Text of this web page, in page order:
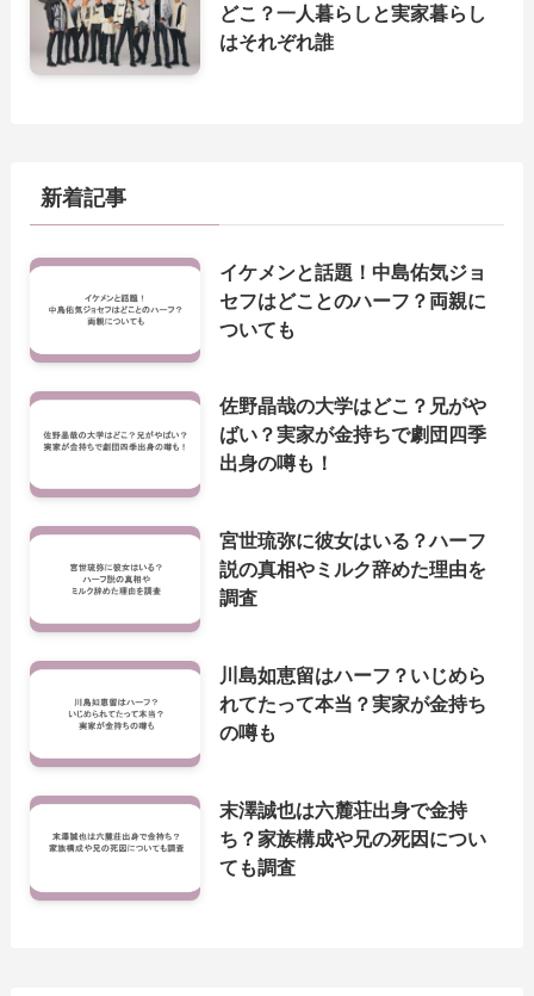
どこ？一人暮らしと実家暮らし
はそれぞれ誰
新着記事
イケメンと話題！中島佑気ジョ
セフはどことのハーフ？両親に
ついても
佐野晶哉の大学はどこ？兄がや
ばい？実家が金持ちで劇団四季
出身の噂も！
宮世琉弥に彼女はいる？ハーフ
説の真相やミルク辞めた理由を
調査
川島如恵留はハーフ？いじめら
れてたって本当？実家が金持ち
の噂も
末澤誠也は六麓荘出身で金持
ち？家族構成や兄の死因につい
ても調査